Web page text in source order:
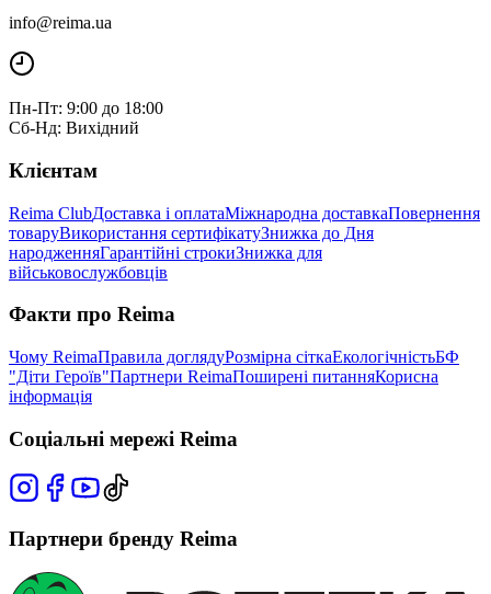
info@reima.ua
Пн-Пт: 9:00 до 18:00
Сб-Нд: Вихідний
Клієнтам
Reima ClubДоставка і оплатаМіжнародна доставкаПовернення
товаруВикористання сертифікатуЗнижка до Дня
народженняГарантійні строкиЗнижка для
військовослужбовців
Факти про Reima
Чому ReimaПравила доглядуРозмірна сіткаЕкологічністьБФ
"Діти Героїв"Партнери ReimaПоширені питанняКорисна
інформація
Соціальні мережі Reima
Партнери бренду Reima